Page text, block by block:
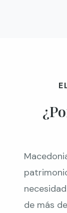
de más